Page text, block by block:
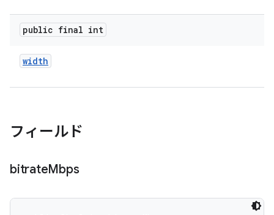
public final int
width
フィールド
bitrateMbps